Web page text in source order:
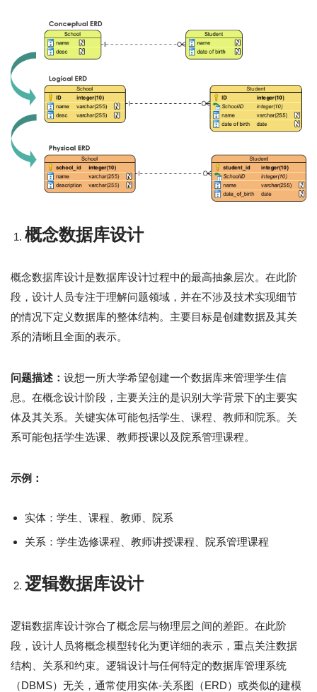
概念数据库设计
概念数据库设计是数据库设计过程中的最高抽象层次。在此阶
段，设计人员专注于理解问题领域，并在不涉及技术实现细节
的情况下定义数据库的整体结构。主要目标是创建数据及其关
系的清晰且全面的表示。
问题描述： 设想一所大学希望创建一个数据库来管理学生信
息。在概念设计阶段，主要关注的是识别大学背景下的主要实
体及其关系。关键实体可能包括学生、课程、教师和院系。关
系可能包括学生选课、教师授课以及院系管理课程。
示例：
实体：学生、课程、教师、院系
关系：学生选修课程、教师讲授课程、院系管理课程
逻辑数据库设计
逻辑数据库设计弥合了概念层与物理层之间的差距。在此阶
段，设计人员将概念模型转化为更详细的表示，重点关注数据
结构、关系和约束。逻辑设计与任何特定的数据库管理系统
（DBMS）无关，通常使用实体-关系图（ERD）或类似的建模